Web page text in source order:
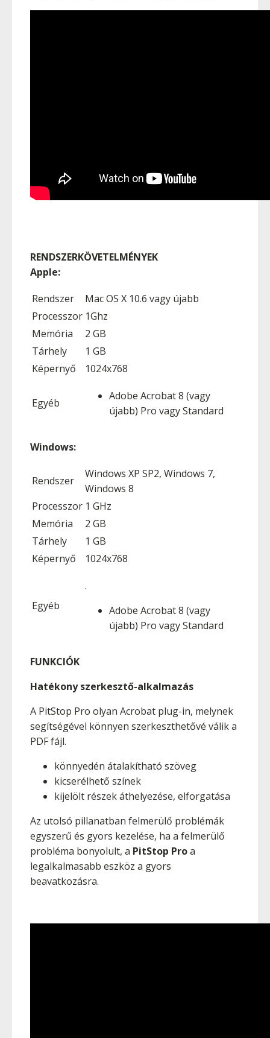
RENDSZERKÖVETELMÉNYEK
Apple:
Rendszer
Mac OS X 10.6 vagy újabb
Processzor 1Ghz
Memória
2 GB
Tárhely
1 GB
Képernyő
1024x768
Egyéb
Adobe Acrobat 8 (vagy
újabb) Pro vagy Standard
Windows:
Rendszer
Windows XP SP2, Windows 7,
Windows 8
Processzor 1 GHz
Memória
2 GB
Tárhely
1 GB
Képernyő
1024x768
Egyéb
.
Adobe Acrobat 8 (vagy
újabb) Pro vagy Standard
FUNKCIÓK
Hatékony szerkesztő-alkalmazás
A PitStop Pro olyan Acrobat plug-in, melynek
segítségével könnyen szerkeszthetővé válik a
PDF fájl.
könnyedén átalakítható szöveg
kicserélhető színek
kijelölt részek áthelyezése, elforgatása
Az utolsó pillanatban felmerülő problémák
egyszerű és gyors kezelése, ha a felmerülő
probléma bonyolult, a PitStop Proa
legalkalmasabb eszköz a gyors
beavatkozásra.